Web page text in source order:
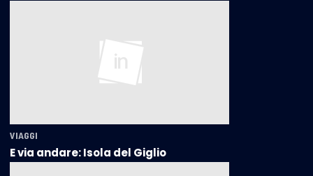
VIAGGI
E via andare: Isola del Giglio